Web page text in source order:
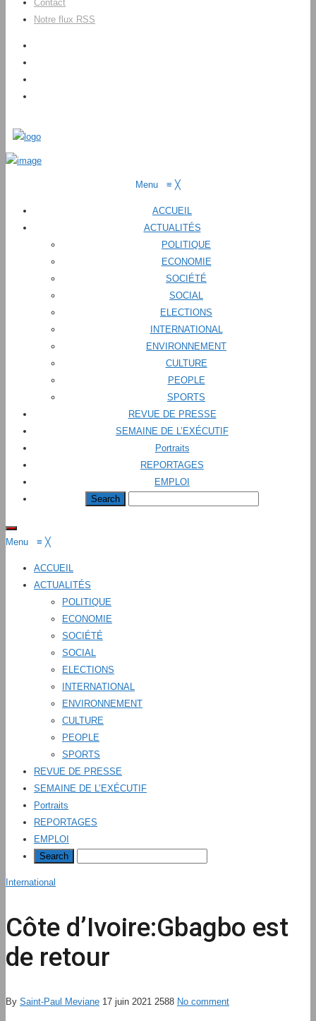
Contact
Notre flux RSS
Menu ≡ ╳
ACCUEIL
ACTUALITÉS
POLITIQUE
ECONOMIE
SOCIÉTÉ
SOCIAL
ELECTIONS
INTERNATIONAL
ENVIRONNEMENT
CULTURE
PEOPLE
SPORTS
REVUE DE PRESSE
SEMAINE DE L’EXÉCUTIF
Portraits
REPORTAGES
EMPLOI
Menu ≡ ╳
ACCUEIL
ACTUALITÉS
POLITIQUE
ECONOMIE
SOCIÉTÉ
SOCIAL
ELECTIONS
INTERNATIONAL
ENVIRONNEMENT
CULTURE
PEOPLE
SPORTS
REVUE DE PRESSE
SEMAINE DE L’EXÉCUTIF
Portraits
REPORTAGES
EMPLOI
International
Côte d’Ivoire:Gbagbo est
de retour
By Saint-Paul Meviane 17 juin 2021 2588 No comment